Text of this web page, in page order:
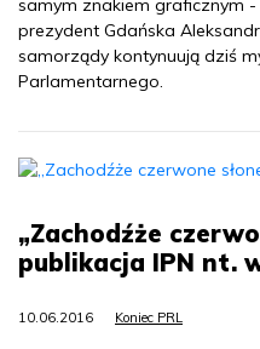
samym znakiem graficznym
prezydent Gdańska
samorządy kontynuują dziś
Parlamentarnego.
„Zachodźże
publikacja IPN nt.
10.06.2016 Koniec PRL